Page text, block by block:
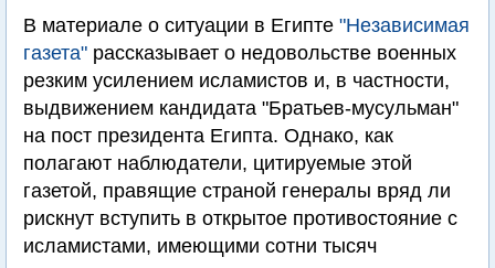
В материале о ситуации в Египте "Независимая
газета" рассказывает о недовольстве военных
резким усилением исламистов и, в частности,
выдвижением кандидата "Братьев-мусульман"
на пост президента Египта. Однако, как
полагают наблюдатели, цитируемые этой
газетой, правящие страной генералы вряд ли
рискнут вступить в открытое противостояние с
исламистами, имеющими сотни тысяч